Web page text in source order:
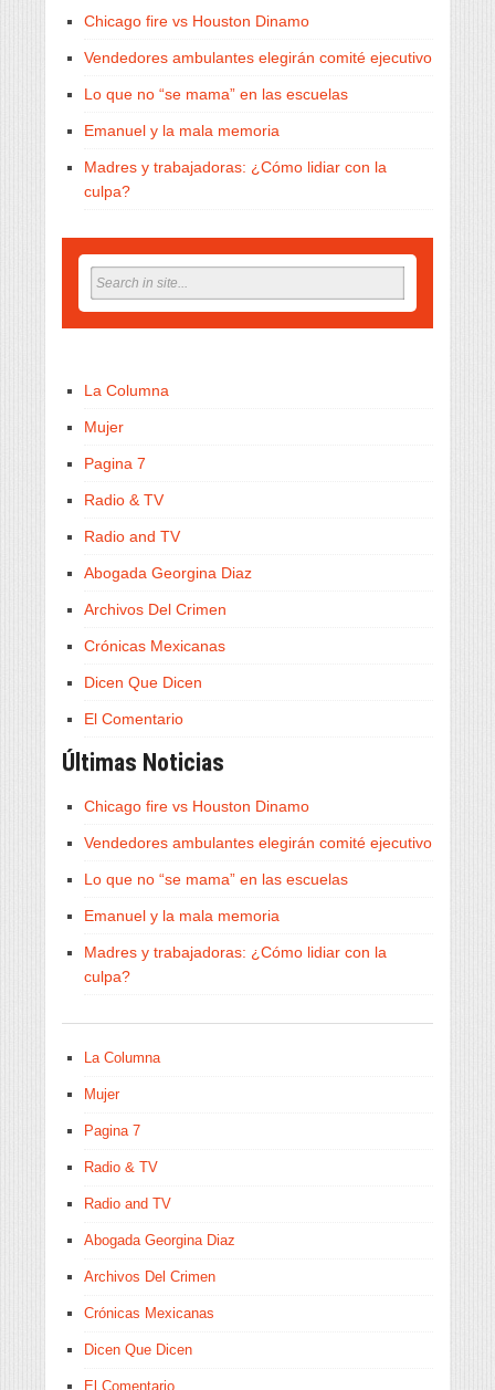
Chicago fire vs Houston Dinamo
Vendedores ambulantes elegirán comité ejecutivo
Lo que no “se mama” en las escuelas
Emanuel y la mala memoria
Madres y trabajadoras: ¿Cómo lidiar con la
culpa?
La Columna
Mujer
Pagina 7
Radio & TV
Radio and TV
Abogada Georgina Diaz
Archivos Del Crimen
Crónicas Mexicanas
Dicen Que Dicen
El Comentario
Últimas Noticias
Chicago fire vs Houston Dinamo
Vendedores ambulantes elegirán comité ejecutivo
Lo que no “se mama” en las escuelas
Emanuel y la mala memoria
Madres y trabajadoras: ¿Cómo lidiar con la
culpa?
La Columna
Mujer
Pagina 7
Radio & TV
Radio and TV
Abogada Georgina Diaz
Archivos Del Crimen
Crónicas Mexicanas
Dicen Que Dicen
El Comentario